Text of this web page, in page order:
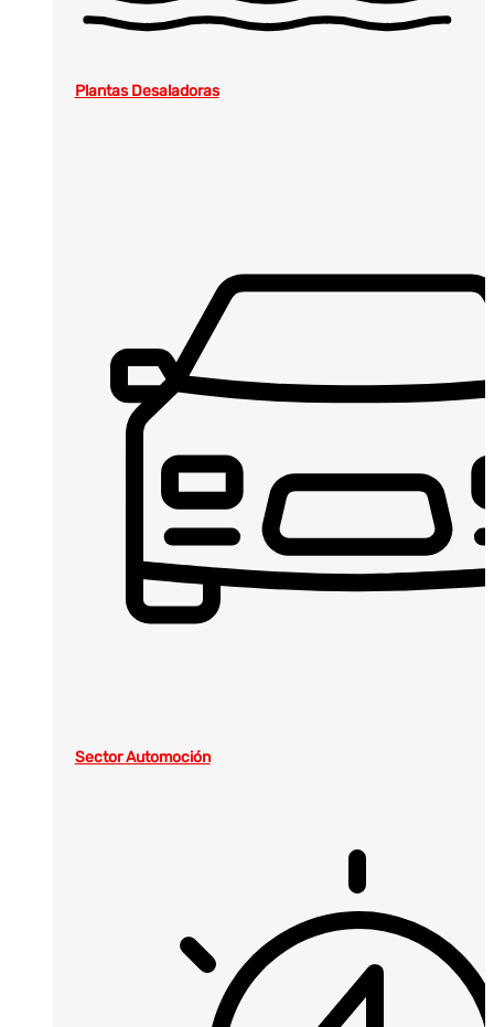
Plantas Desaladoras
Sector Automoción